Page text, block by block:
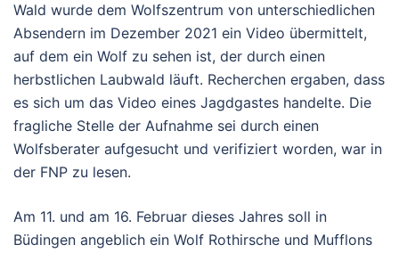
Wald wurde dem Wolfszentrum von unterschiedlichen
Absendern im Dezember 2021 ein Video übermittelt,
auf dem ein Wolf zu sehen ist, der durch einen
herbstlichen Laubwald läuft. Recherchen ergaben, dass
es sich um das Video eines Jagdgastes handelte. Die
fragliche Stelle der Aufnahme sei durch einen
Wolfsberater aufgesucht und verifiziert worden, war in
der FNP zu lesen.
Am 11. und am 16. Februar dieses Jahres soll in
Büdingen angeblich ein Wolf Rothirsche und Mufflons